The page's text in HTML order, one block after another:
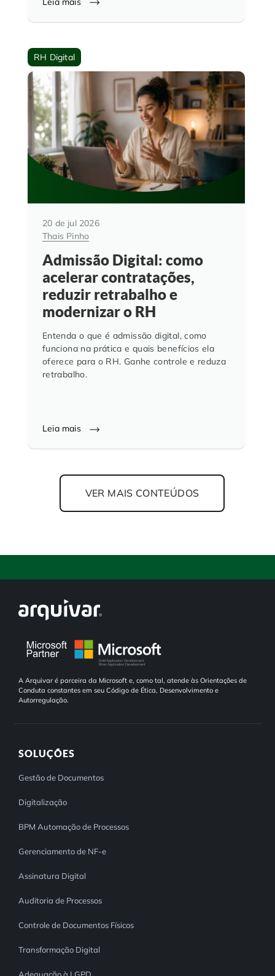
RH Digital
20 de jul 2026
Thais Pinho
Admissão Digital: como
acelerar contratações,
reduzir retrabalho e
modernizar o RH
Entenda o que é admissão digital, como
funciona na prática e quais benefícios ela
oferece para o RH. Ganhe controle e reduza
retrabalho.
Leia mais
VER MAIS CONTEÚDOS
A Arquivar é parceira da Microsoft e, como tal, atende às Orientações de
Conduta constantes em seu Código de Ética, Desenvolvimento e
Autorregulação.
SOLUÇÕES
Gestão de Documentos
Digitalização
BPM Automação de Processos
Gerenciamento de NF-e
Assinatura Digital
Auditoria de Processos
Controle de Documentos Físicos
Transformação Digital